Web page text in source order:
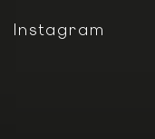
Instagram